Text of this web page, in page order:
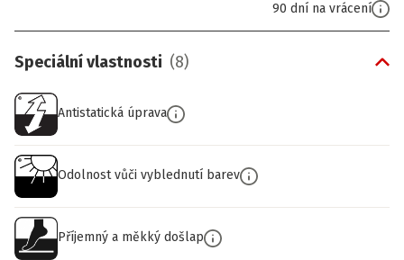
90 dní na vrácení
Speciální vlastnosti (8)
Antistatická úprava
Odolnost vůči vyblednutí barev
Příjemný a měkký došlap